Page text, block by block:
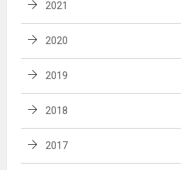
2021
2020
2019
2018
2017